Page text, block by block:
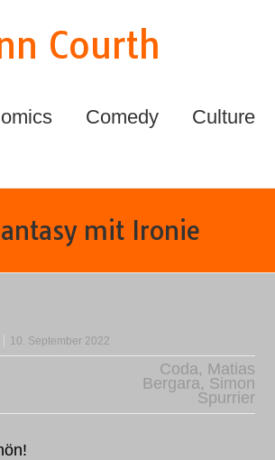
Courth
Comedy Culture
mit Ironie
10. September 2022
Coda, Matias
Bergara, Simon
Spurrier